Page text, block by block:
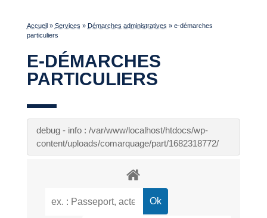
Accueil » Services » Démarches administratives » e-démarches
particuliers
E-DÉMARCHES
PARTICULIERS
debug - info : /var/www/localhost/htdocs/wp-
content/uploads/comarquage/part/1682318772/